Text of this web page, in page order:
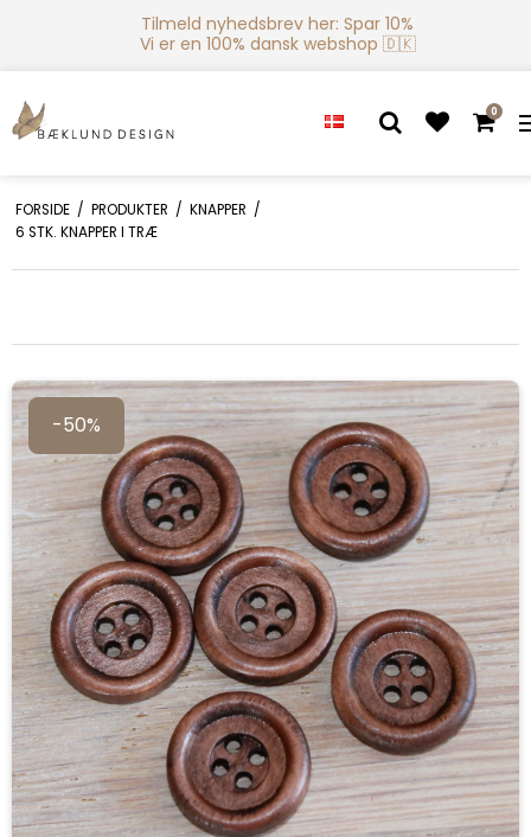
Tilmeld nyhedsbrev her: Spar 10%
Vi er en 100% dansk webshop 🇩🇰
0
FORSIDE / PRODUKTER / KNAPPER /
6 STK. KNAPPER I TRÆ
-50%